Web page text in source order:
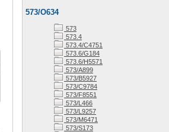
573/O634
573
573.4
573.4/C4751
573.6/G184
573.6/H5571
573/A899
573/B5927
573/C9784
573/F8551
573/L466
573/L9257
573/M6471
573/S173